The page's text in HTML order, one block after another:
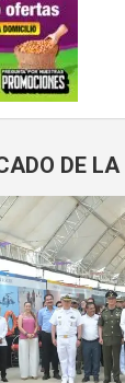
DE